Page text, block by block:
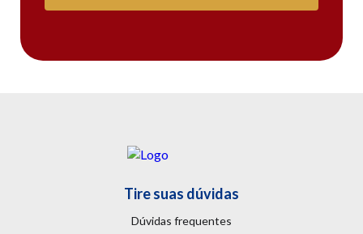
Tire suas dúvidas
Dúvidas frequentes